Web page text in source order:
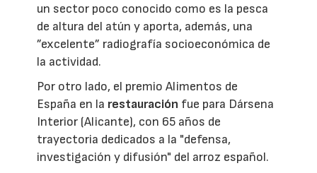
un sector poco conocido como es la pesca
de altura del atún y aporta, además, una
”excelente” radiografía socioeconómica de
la actividad.
Por otro lado, el premio Alimentos de
España en la restauración fue para Dársena
Interior (Alicante), con 65 años de
trayectoria dedicados a la "defensa,
investigación y difusión" del arroz español.